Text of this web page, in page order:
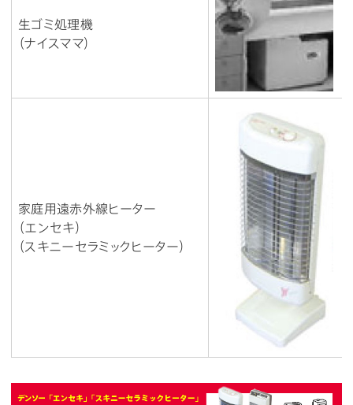
生ゴミ処理機
（ナイスママ）
家庭用遠赤外線ヒーター
（エンセキ）
（スキニーセラミックヒーター）